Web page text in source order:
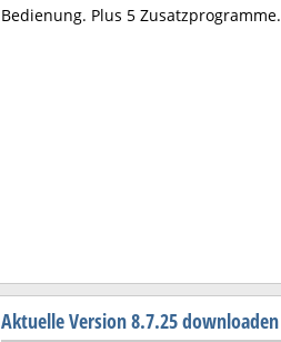
Bedienung. Plus 5 Zusatzprogramme.
Aktuelle Version 8.7.25 downloaden